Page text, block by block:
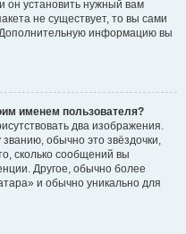
он установить нужный вам
не существует, то вы сами
информацию вы
именем пользователя?
два изображения.
обычно это звёздочки,
сколько сообщений вы
Другое, обычно более
и обычно уникально для